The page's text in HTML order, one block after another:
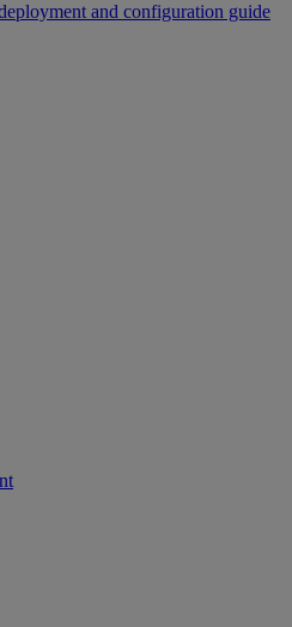
and configuration guide